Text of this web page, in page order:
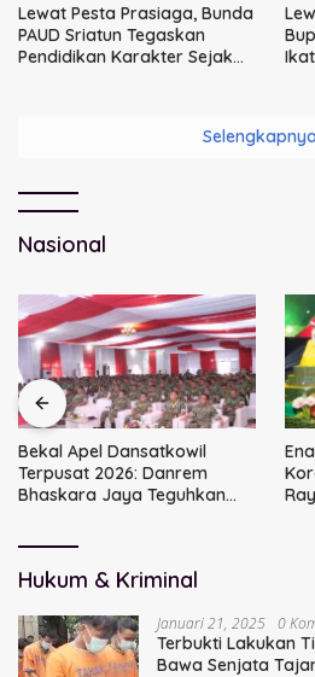
Lewat Pesta Prasiaga, Bunda
PAUD Sriatun Tegaskan
Pendidikan Karakter Sejak
Selengkapnya
Nasional
Bekal Apel Dansatkowil
Terpusat 2026: Danrem
Bhaskara Jaya Teguhkan
Hukum & Kriminal
Januari 21, 2025 0
Terbukti Lakukan
Bawa Senjata